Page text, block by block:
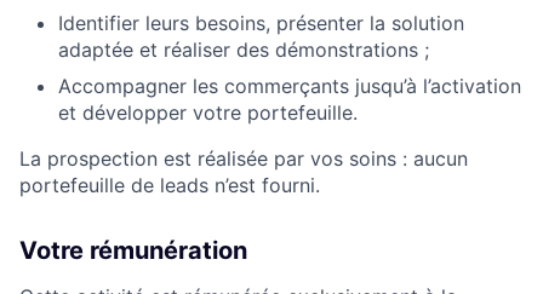
Identifier leurs besoins, présenter la solution
adaptée et réaliser des démonstrations ;
Accompagner les commerçants jusqu’à l’activation
et développer votre portefeuille.
La prospection est réalisée par vos soins : aucun
portefeuille de leads n’est fourni.
Votre rémunération